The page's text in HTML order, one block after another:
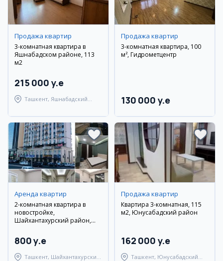
Продажа квартир
3-комнатная квартира в
Яшнабадском районе, 113
м2
215 000 y.e
Ташкент, Яшнабадский
Продажа квартир
3-комнатная квартира, 100
м², Гидрометцентр
130 000 y.e
Аренда квартир
2-комнатная квартира в
новостройке,
Шайхантахурский район,
800 y.e
Ташкент, Шайхантахурский
Продажа квартир
Квартира 3-комнатная, 115
м2, Юнусабадский район
162 000 y.e
Ташкент, Юнусабадский